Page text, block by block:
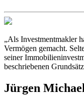
„Als Investmentmakler
Vermögen gemacht.
seiner
beschriebenen
Jürgen